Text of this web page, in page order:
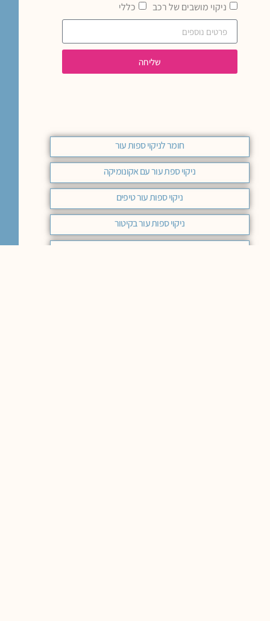
ניקוי מושבים של רכב
כללי
שליחה
חומר לניקוי ספות עור
ניקוי ספת עור עם אקונומיקה
ניקוי ספות עור טיפים
ניקוי ספות עור בקיטור